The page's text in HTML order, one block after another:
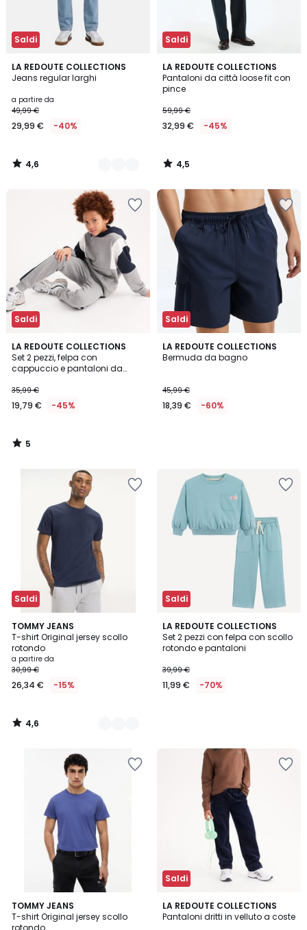
Saldi
LA REDOUTE COLLECTIONS
Jeans regular larghi
a partire da
49,99 €
29,99 € -40%
4,6
/ 5
4
Colori
4,6
/
Saldi
LA REDOUTE COLLECTIONS
Pantaloni da città loose fit con
pince
59,99 €
32,99 € -45%
4,5
/ 5
4,5
/
Saldi
LA REDOUTE COLLECTIONS
Set 2 pezzi, felpa con
cappuccio e pantaloni da
35,99 €
19,79 € -45%
5
/
5
5
/
Saldi
LA REDOUTE COLLECTIONS
Bermuda da bagno
45,99 €
18,39 € -60%
Saldi
TOMMY JEANS
T-shirt Original jersey scollo
rotondo
a partire da
30,99 €
26,34 € -15%
4,6
/ 5
3
Colori
4,6
/
Saldi
LA REDOUTE COLLECTIONS
Set 2 pezzi con felpa con scollo
rotondo e pantaloni
39,99 €
11,99 € -70%
TOMMY JEANS
T-shirt Original jersey scollo
rotondo
4,6
/ 5
3
Colori
Saldi
LA REDOUTE COLLECTIONS
Pantaloni dritti in velluto a coste
5
/
3
Colori